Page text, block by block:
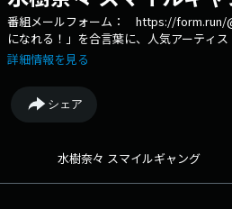
番組メールフォーム： https://
になれる！」を合言葉に、人気アーティ
間。 文化放送公式X（旧Twitter）ア
facebookページは 「https://
送公式LINEは「@joqr_916」
詳細情報を見る
シェア
水樹奈々 スマイルギャング